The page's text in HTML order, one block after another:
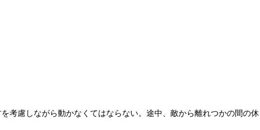
考慮しながら動かなくてはならない。途中、敵から離れつかの間の休